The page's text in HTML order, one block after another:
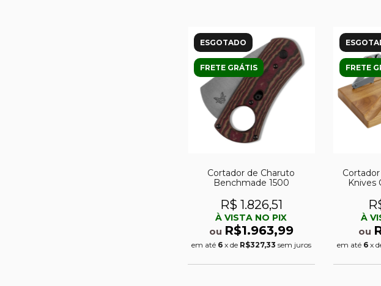
ESGOTADO
FRETE GRÁTIS
Cortador de Charuto
Benchmade 1500
R$ 1.826,51
À VISTA NO PIX
ou R$1.963,99
em até 6 x de R$327,33 sem juros
FRETE
Knives
À
ou
em até 6 x